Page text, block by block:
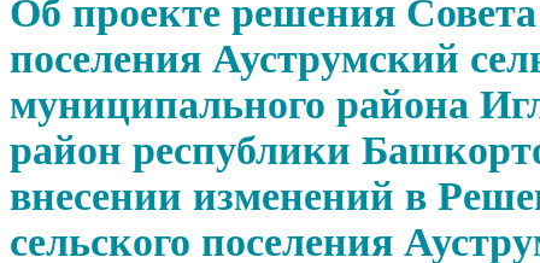
Об проекте решения Совета
поселения Ауструмский
муниципального района
район республики
внесении изменений в
сельского поселения